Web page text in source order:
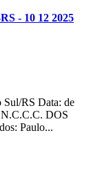
- 10 12 2025
Sul/RS Data: de
DOS
Paulo...